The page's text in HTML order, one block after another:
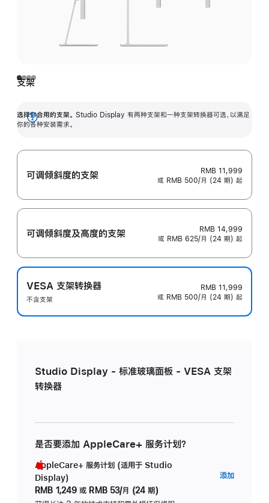
支架
选择你合用的支架。 Studio Display 有两种支架和一种支架转换器可选，以满足
你的各种安装需求。
展
可调倾斜度的支架
RMB 11,999
或 RMB 500/月 (24 期) 起
可调倾斜度及高‍度的支‍架
RMB 14,999
或 RMB 625/月 (24 期) 起
VESA 支架转换器
不含支架
RMB 11,999
或 RMB 500/月 (24 期) 起
Studio Display - 标准玻璃面板 - VESA 支架
转换器
是否要添加 AppleCare+ 服务计划？
AppleCare+ 服务计划 (适用于 Studio
Display)
RMB 1,249 或 RMB 53/月 (24 期)
添加